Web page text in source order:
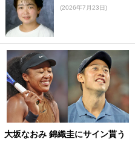
(2026年7月23日)
大坂なおみ 錦織圭にサイン貰う